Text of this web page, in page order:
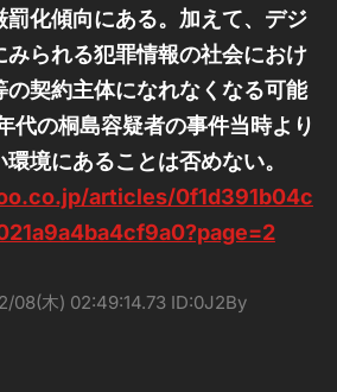
罰化傾向にある。加えて、デジ
みられる犯罪情報の社会におけ
の契約主体になれなくなる可能
代の桐島容疑者の事件当時より
境にあることは否めない。
articles/0f1d391b04c
08(木) 02:49:14.73 ID:0J2By